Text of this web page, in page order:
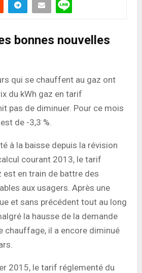
bonnes nouvelles
qui se chauffent au gaz ont
du kWh gaz en tarif
pas de diminuer. Pour ce mois
de -3,3 %.
à la baisse depuis la révision
courant 2013, le tarif
est en train de battre des
aux usagers. Après une
et sans précédent tout au long
la hausse de la demande
chauffage, il a encore diminué
2015, le tarif réglementé du